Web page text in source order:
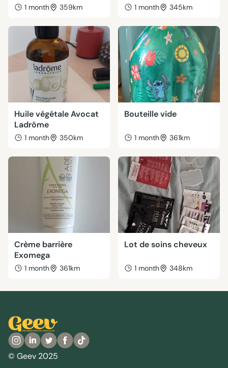
1 month 359km 1 month 345km
Huile végétale Avocat
Ladrôme
1 month 350km
Bouteille vide
1 month 361km
Crème barrière
Exomega
1 month 361km
Lot de soins cheveux
1 month 348km
© Geev 2025